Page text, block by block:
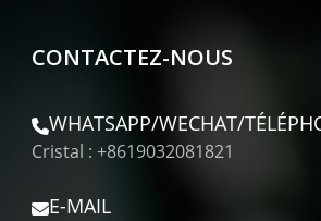
CONTACTEZ-NOUS
WHATSAPP/WECHAT/
Cristal : +8619032081821
E-MAIL